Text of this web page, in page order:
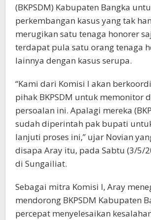
(BKPSDM) Kabupaten Bangka
perkembangan kasus yang tak
merugikan satu tenaga honorer
terdapat pula satu orang tenaga
lainnya dengan kasus serupa.
“Kami dari Komisi I akan
pihak BKPSDM untuk memonitor
persoalan ini. Apalagi mereka
sudah diperintah pak bupati
lanjuti proses ini,” ujar Novian
disapa Aray itu, pada Sabtu (3/5/
di Sungailiat.
Sebagai mitra Komisi I, Aray
mendorong BKPSDM Kabupaten
percepat menyelesaikan